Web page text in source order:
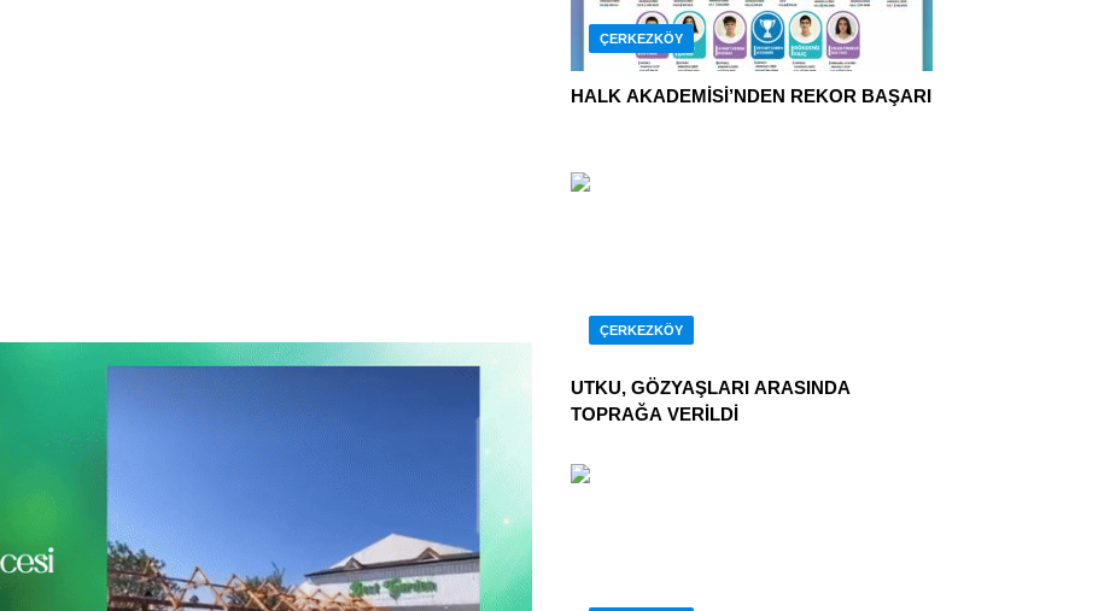
ÇERKEZKÖY
HALK AKADEMİSİ’NDEN REKOR BAŞARI
ÇERKEZKÖY
UTKU, GÖZYAŞLARI ARASINDA
TOPRAĞA VERİLDİ